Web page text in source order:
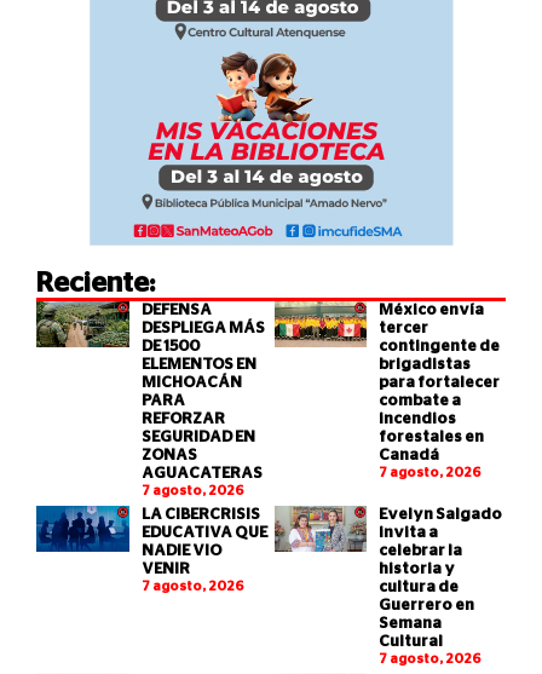
Reciente:
DEFENSA
DESPLIEGA MÁS
DE 1500
ELEMENTOS EN
MICHOACÁN
PARA
REFORZAR
SEGURIDAD EN
ZONAS
AGUACATERAS
7 agosto, 2026
México envía
tercer
contingente de
brigadistas
para fortalecer
combate a
incendios
forestales en
Canadá
7 agosto, 2026
LA CIBERCRISIS
EDUCATIVA QUE
NADIE VIO
VENIR
7 agosto, 2026
Evelyn Salgado
invita a
celebrar la
historia y
cultura de
Guerrero en
Semana
Cultural
7 agosto, 2026